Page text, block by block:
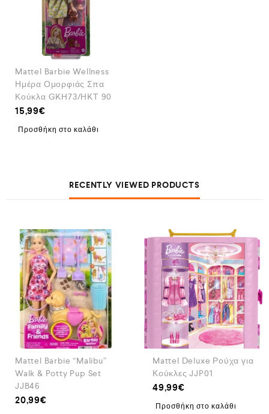
Mattel Barbie Wellness
Ημέρα Ομορφιάς Σπα
Κούκλα GKH73/HKT 90
15,99€
Προσθήκη στο καλάθι
RECENTLY VIEWED PRODUCTS
Mattel Barbie “Malibu”
Walk & Potty Pup Set
JJB46
20,99€
Mattel Deluxe Ρούχα για
Κούκλες JJP01
49,99€
Προσθήκη στο καλάθι